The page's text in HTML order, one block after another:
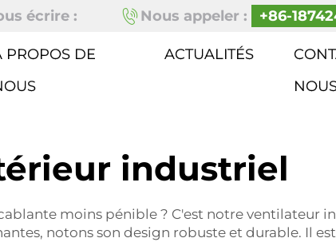
écrire : Nous appeler : +86-
PROPOS DE
ACTUALITÉS
industriel
moins pénible ? C'est notre ventilateur
notons son design robuste et durable. Il